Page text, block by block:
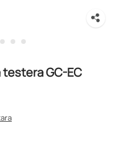
GC-EC